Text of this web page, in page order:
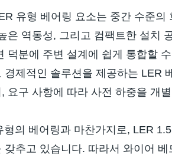
유형 베어링 요소는 중간 수준
은 역동성, 그리고 컴팩트한 설치
덕분에 주변 설계에 쉽게 통합할
경제적인 솔루션을 제공하는 LER
요구 사항에 따라 사전 하중을 개
형의 베어링과 마찬가지로, LER
갖추고 있습니다. 따라서 와이어